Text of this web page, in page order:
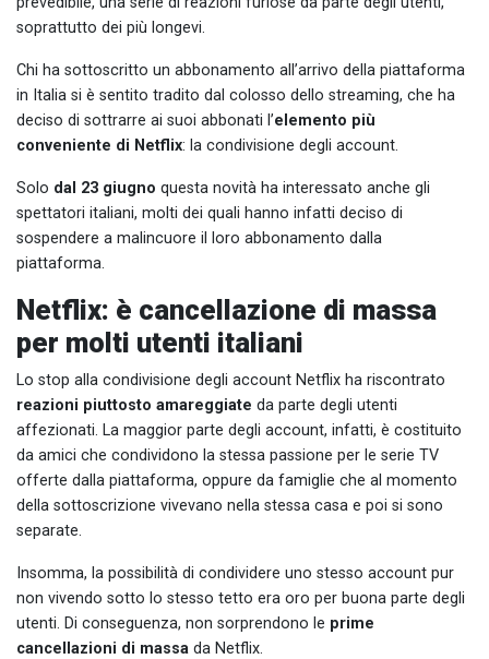
soprattutto dei più longevi.
Chi ha sottoscritto un abbonamento all’arrivo della piattaforma
in Italia si è sentito tradito dal colosso dello streaming, che ha
deciso di sottrarre ai suoi abbonati l’elemento più
conveniente di Netflix: la condivisione degli account.
Solo dal 23 giugno questa novità ha interessato anche gli
spettatori italiani, molti dei quali hanno infatti deciso di
sospendere a malincuore il loro abbonamento dalla
piattaforma.
Netflix: è cancellazione di massa
per molti utenti italiani
Lo stop alla condivisione degli account Netflix ha riscontrato
reazioni piuttosto amareggiate da parte degli utenti
affezionati. La maggior parte degli account, infatti, è costituito
da amici che condividono la stessa passione per le serie TV
offerte dalla piattaforma, oppure da famiglie che al momento
della sottoscrizione vivevano nella stessa casa e poi si sono
separate.
Insomma, la possibilità di condividere uno stesso account pur
non vivendo sotto lo stesso tetto era oro per buona parte degli
utenti. Di conseguenza, non sorprendono le prime
cancellazioni di massa da Netflix.